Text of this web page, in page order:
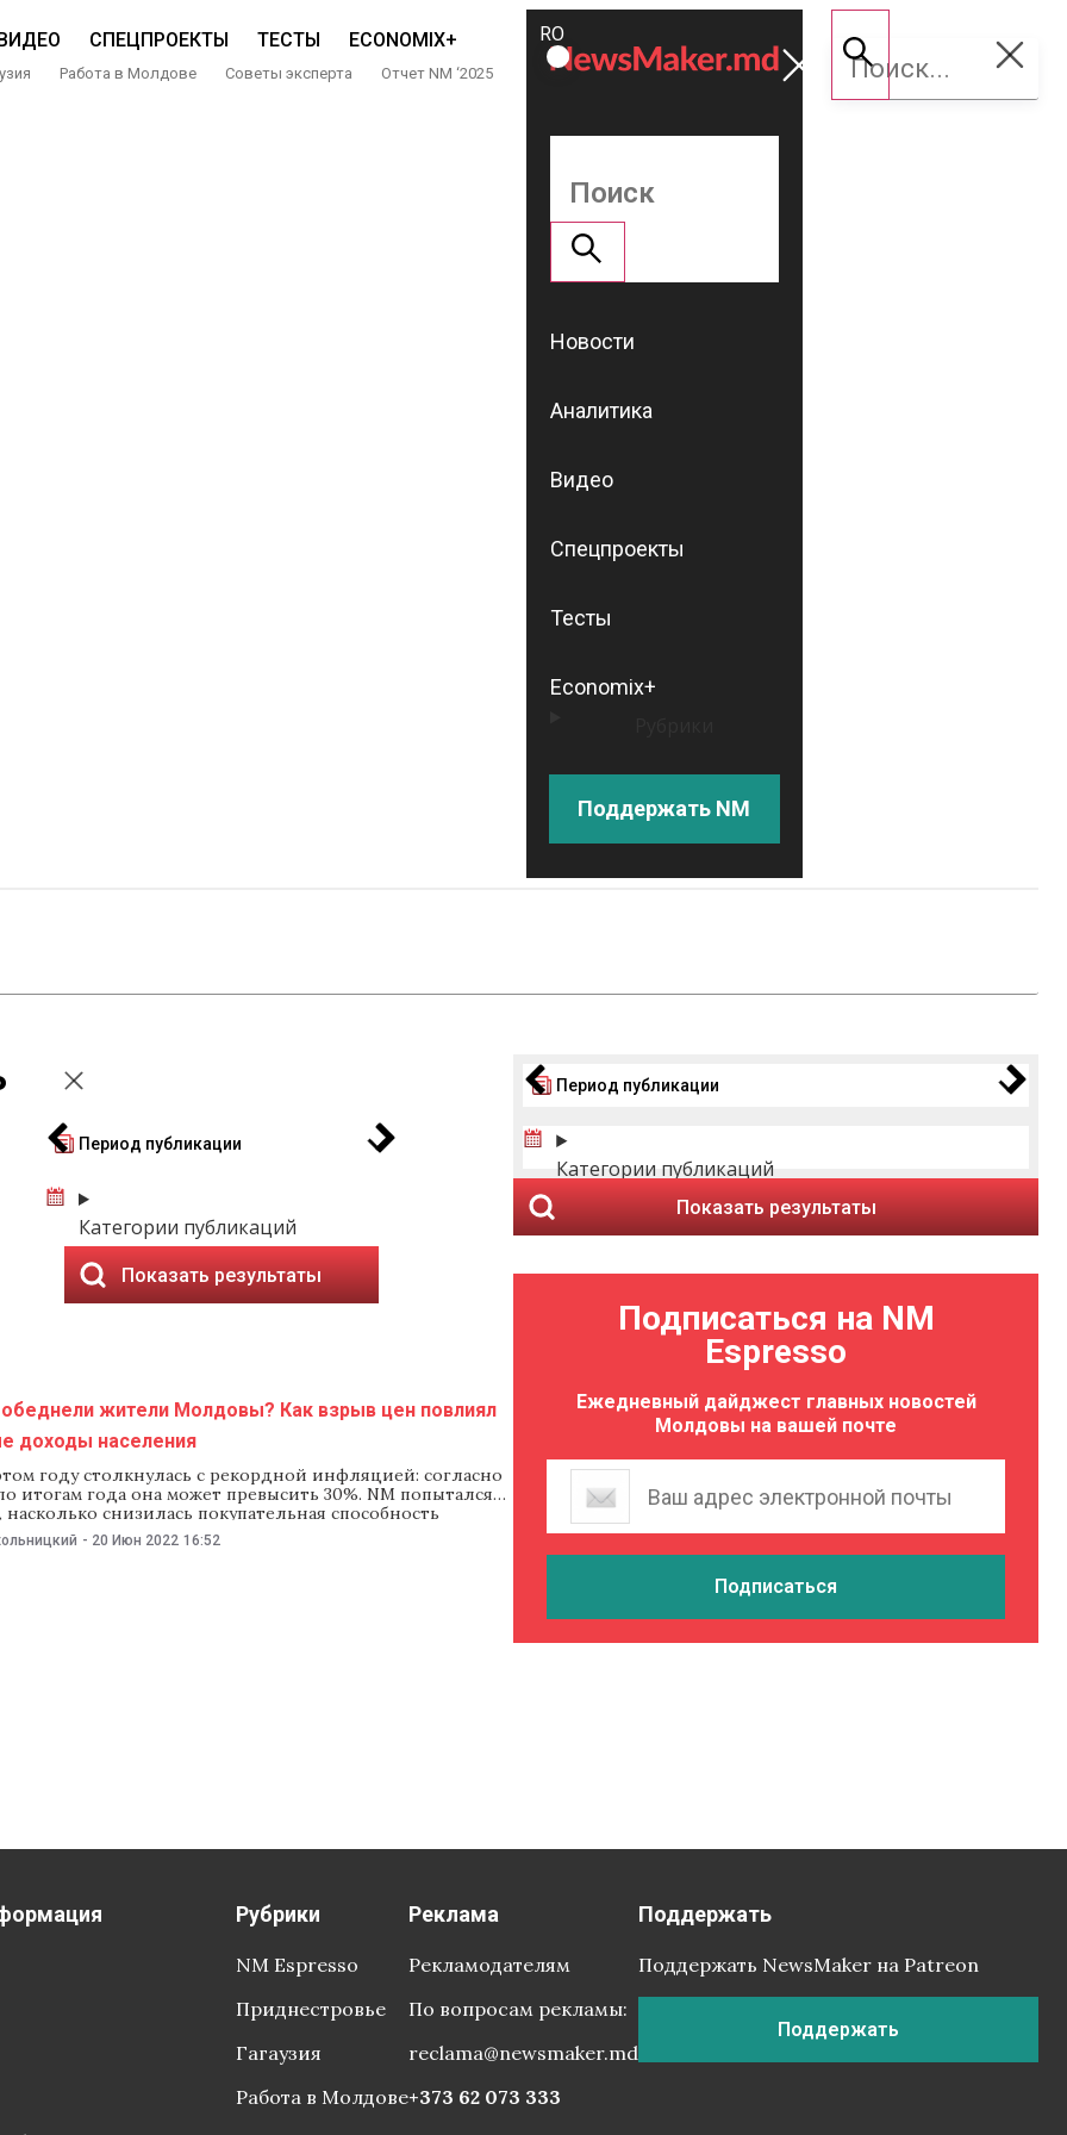
СПЕЦПРОЕКТЫ ТЕСТЫ ECONOMIX+
Работа в Молдове Советы эксперта Отчет NM ‘2025
ROMÂNĂ
RU
Поддержать
NM
Новости
Аналитика
Видео
Спецпроекты
Тесты
Economix+
Поддержать NM
Период публикации
Категории публикаций
Показать результаты
жители Молдовы? Как взрыв цен повлиял
доходы населения
году столкнулась с рекордной инфляцией: согласно
итогам года она может превысить 30%. NM попытался
насколько снизилась покупательная способность
за такого роста цен, и насколько мы обеднели. Данные
В первом квартале этого года средняя зарплата в Молдове
- 20 Июн 2022 16:52
Период публикации
Категории публикаций
Показать результаты
Подписаться на NM
Espresso
Ежедневный дайджест главных новостей
Молдовы на вашей почте
Рубрики
NM Espresso
Приднестровье
Гагаузия
Работа в Молдове
Реклама
Рекламодателям
По вопросам рекламы:
reclama@newsmaker.md
+373 62 073 333
Поддержать
Поддержать NewsMaker на Patreon
Поддержать